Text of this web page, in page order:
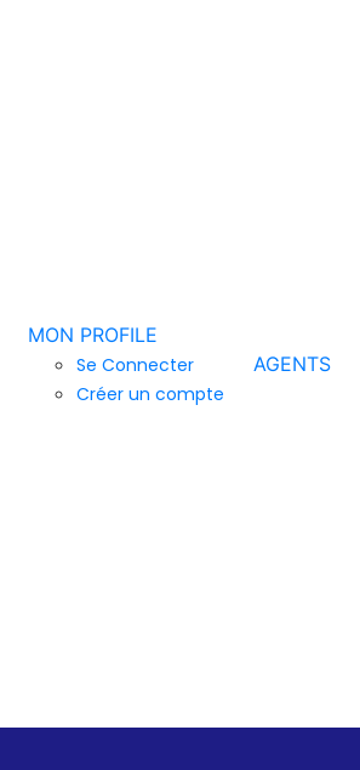
MON PROFILE
Se Connecter
Créer un compte
AGENTS